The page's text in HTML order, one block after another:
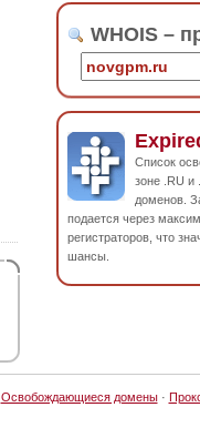
WHOIS –
Список
зоне .RU и
доменов.
подается через
регистраторов, что
шансы.
Освобождающиеся домены·